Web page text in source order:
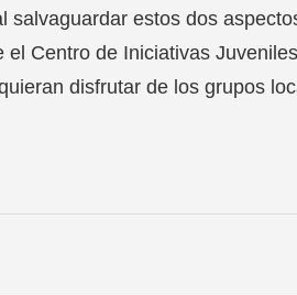
estos dos
Centro de Iniciativas
disfrutar de los grupos